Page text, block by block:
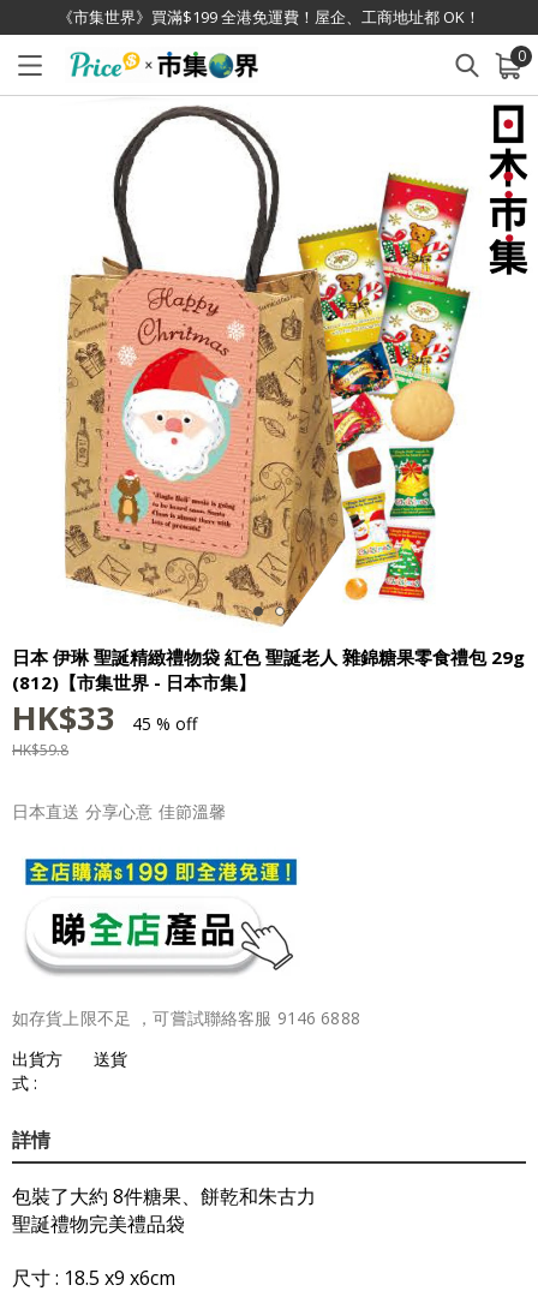
《市集世界》買滿$199 全港免運費！屋企、工商地址都 OK！
0
已加入購物車 查看
日本 伊琳 聖誕精緻禮物袋 紅色 聖誕老人 雜錦糖果零食禮包 29g
(812)【市集世界 - 日本市集】
HK$33 45 % off
HK$59.8
日本直送 分享心意 佳節溫馨
如存貨上限不足 ，可嘗試聯絡客服 9146 6888
出貨方
式 :
送貨
詳情
包裝了大約 8件糖果、餅乾和朱古力
聖誕禮物完美禮品袋
尺寸 : 18.5 x9 x6cm